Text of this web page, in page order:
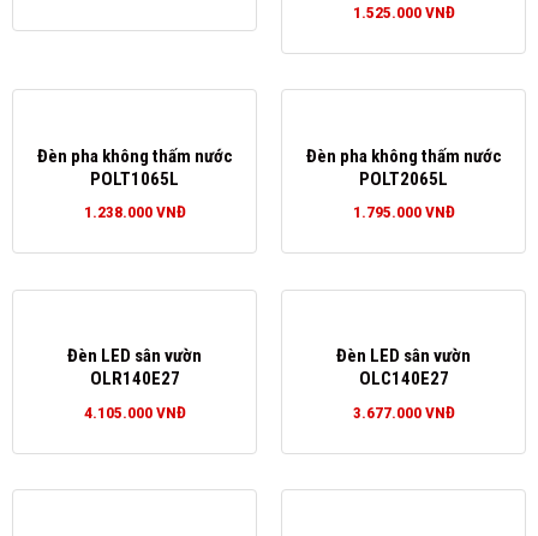
1.525.000VNĐ
Đèn pha không thấm nước
POLT1065L
1.238.000VNĐ
Đèn pha không thấm nước
POLT2065L
1.795.000VNĐ
Đèn LED sân vườn
OLR140E27
4.105.000VNĐ
Đèn LED sân vườn
OLC140E27
3.677.000VNĐ